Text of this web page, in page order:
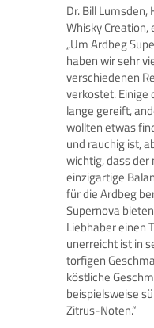
Dr. Bill
Whisky Creation,
„Um Ardbeg
haben wir sehr
verschiedenen
verkostet. Einige
lange gereift,
wollten etwas
und rauchig ist,
wichtig, dass der
einzigartige
für die Ardbeg
Supernova
Liebhaber einen
unerreicht ist in
torfigen
köstliche
beispielsweise
Zitrus-Noten.“